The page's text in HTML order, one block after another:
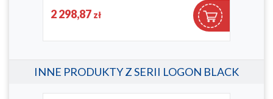
5049-410-22
2 298,87 zł
INNE PRODUKTY Z SERII LOGON BLACK